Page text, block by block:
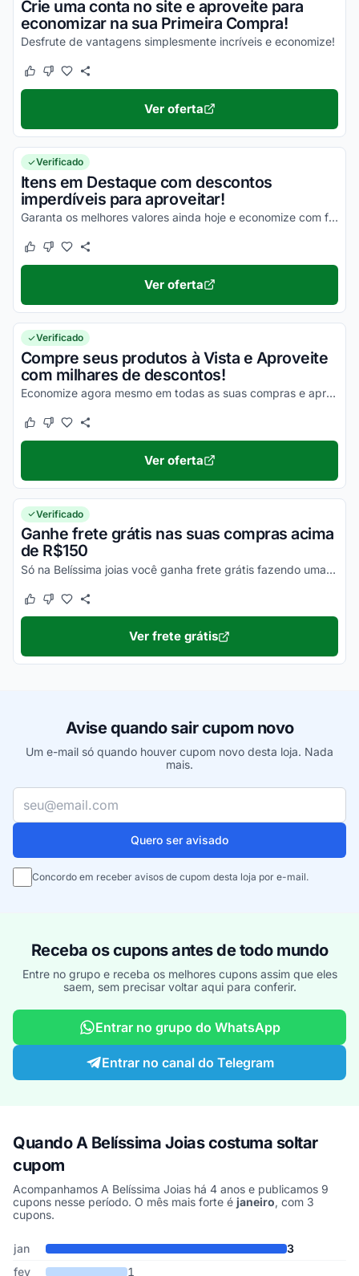
Crie uma conta no site e aproveite para
economizar na sua Primeira Compra!
Desfrute de vantagens simplesmente incríveis e economize!
Este cupom funcionou
Este cupom não funcionou
Ver oferta
Verificado
Itens em Destaque com descontos
imperdíveis para aproveitar!
Garanta os melhores valores ainda hoje e economize com facilidade na compra dos seus produtos!
Este cupom funcionou
Este cupom não funcionou
Ver oferta
Verificado
Compre seus produtos à Vista e Aproveite
com milhares de descontos!
Economize agora mesmo em todas as suas compras e aproveite seus benefícios!
Este cupom funcionou
Este cupom não funcionou
Ver oferta
Verificado
Ganhe frete grátis nas suas compras acima
de R$150
Só na Belíssima joias você ganha frete grátis fazendo uma compra acima de R$150, aproveite
Este cupom funcionou
Este cupom não funcionou
Ver frete grátis
Avise quando sair cupom novo
Um e-mail só quando houver cupom novo desta loja. Nada
mais.
Seu e-mail
Quero ser avisado
Concordo em receber avisos de cupom desta loja por e-mail.
Receba os cupons antes de todo mundo
Entre no grupo e receba os melhores cupons assim que eles
saem, sem precisar voltar aqui para conferir.
Entrar no grupo do WhatsApp
Entrar no canal do Telegram
Quando A Belíssima Joias costuma soltar
cupom
Acompanhamos A Belíssima Joias há 4 anos e publicamos 9
cupons nesse período. O mês mais forte é janeiro, com 3
cupons.
Cupons de A Belíssima Joias publicados por mês, somando os
Mês Cupons publicadosDesconto médio
jan
3
fev
1